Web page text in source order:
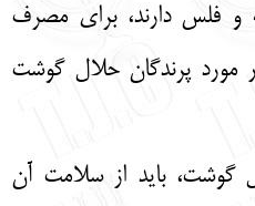
و فلس دارند، برای مصرف
مورد پرندگان حلال گوشت
گوشت، باید از سلامت آن